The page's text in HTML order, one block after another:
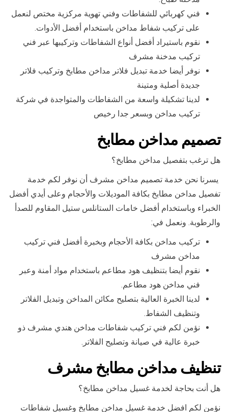
فني كهربائي للشفاطات وفني تهوية مركزية مختص لنعمل
على تركيب شفاط مداخن باستخدام أفضل الأدوات.
نقوم باستيراد أفضل أنواع الشفاطات وتركيبها عبر فني
تركيب مدخنة مشرف
نوفر أيضا خدمة تبديل فلاتر مداخن مطابخ وتركيب فلاتر
جديدة أصلية ومتينة
لدينا تشكيلة واسعة من الشفاطات والمتواجدة في شركة
تركيب مداخن وبسعر جدا رخيص
تصميم مداخن مطابخ
هل ترغب بتفصيل مداخن مطابخ؟
يسرنا نحن خدمة تصميم مداخن مشرف أن نوفر لكم خدمة
تفصيل مداخن مطابخ بكافة الموديلات والأحجام وعلى أيدي أفضل
الخبراء وباستخدام أفضل خامات الستانلس ستيل المقاوم للصدأ
والرطوبة. ونعمل في:
تركيب مداخن بكافة الأحجام وبخبرة أفضل فني تركيب
مداخن مشرف
نقوم أيضا بتنظيف هود مطاعم باستخدام مواد أمنة وعبر
فني مداخن هود مطاعم.
لدينا الخبرة العالية بتصليح مكائن المداخن وتبديل الفلاتر
وتنظيف الشفاط.
نؤمن لكم فني تركيب شفاطات مداخن هندي مشرف ذو
خبرة عالية في صيانة وتصليح الفلاتر.
تنظيف مداخن مطابخ مشرف
هل أنت بحاجة لخدمة غسيل مداخن مطابخ؟
نؤمن لكم افضل خدمة غسيل مداخن مطابخ وغسيل شفاطات